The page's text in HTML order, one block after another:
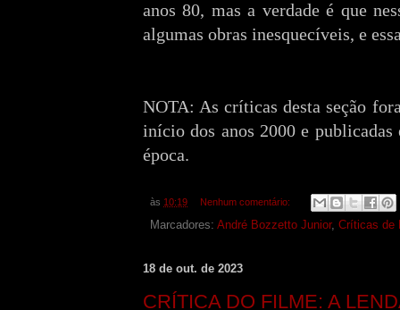
anos 80, mas a verdade é que
algumas obras inesquecíveis, e
NOTA: As críticas desta seção
início dos anos 2000 e
época.
às 10:19 Nenhum comentário:
Marcadores: André Bozzetto Junior, Críticas de
18 de out. de 2023
CRÍTICA DO FILME: A